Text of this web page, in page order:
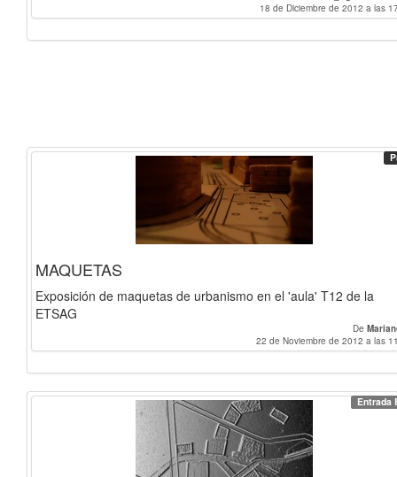
18 de Diciembre de 2012 a las
MAQUETAS
Exposición de maquetas de urbanismo en el 'aula' T12 de la
ETSAG
De
22 de Noviembre de 2012 a las
Entrada